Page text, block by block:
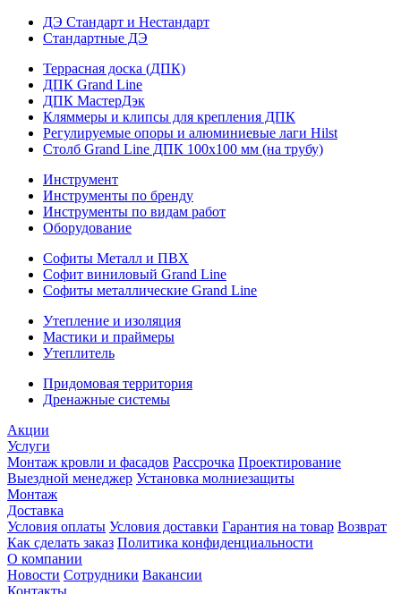
ДЭ Стандарт и Нестандарт
Стандартные ДЭ
Террасная доска (ДПК)
ДПК Grand Line
ДПК МастерДэк
Кляммеры и клипсы для крепления ДПК
Регулируемые опоры и алюминиевые лаги Hilst
Столб Grand Line ДПК 100х100 мм (на трубу)
Инструмент
Инструменты по бренду
Инструменты по видам работ
Оборудование
Софиты Металл и ПВХ
Софит виниловый Grand Line
Софиты металлические Grand Line
Утепление и изоляция
Мастики и праймеры
Утеплитель
Придомовая территория
Дренажные системы
Акции
Услуги
Монтаж кровли и фасадов Рассрочка Проектирование
Выездной менеджер Установка молниезащиты
Монтаж
Доставка
Условия оплаты Условия доставки Гарантия на товар Возврат
Как сделать заказ Политика конфиденциальности
О компании
Новости Сотрудники Вакансии
Контакты